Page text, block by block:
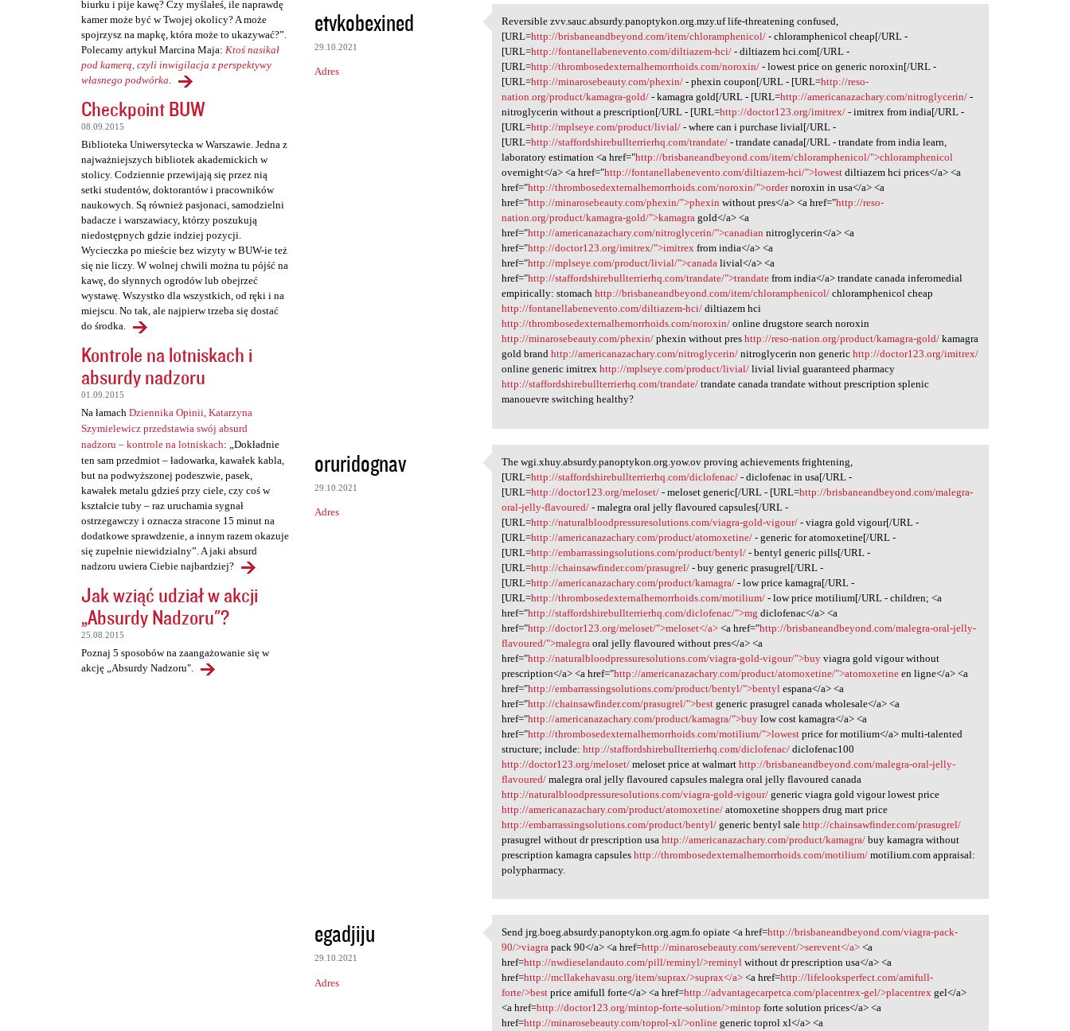
biurku i pije kawę? Czy myślałeś, ile naprawdę
kamer może być w Twojej okolicy? A może
spojrzysz na mapkę, która może to ukazywać?”.
Polecamy artykuł Marcina Maja: Ktoś nasikał
pod kamerą, czyli inwigilacja z perspektywy
własnego podwórka.
Checkpoint BUW
08.09.2015
Biblioteka Uniwersytecka w Warszawie. Jedna z
najważniejszych bibliotek akademickich w
stolicy. Codziennie przewijają się przez nią
setki studentów, doktorantów i pracowników
naukowych. Są również pasjonaci, samodzielni
badacze i warszawiacy, którzy poszukują
niedostępnych gdzie indziej pozycji.
Wycieczka po mieście bez wizyty w BUW-ie też
się nie liczy. W wolnej chwili można tu pójść na
kawę, do słynnych ogrodów lub obejrzeć
wystawę. Wszystko dla wszystkich, od ręki i na
miejscu. No tak, ale najpierw trzeba się dostać
do środka.
Kontrole na lotniskach i
absurdy nadzoru
01.09.2015
Na łamach Dziennika Opinii, Katarzyna
Szymielewicz przedstawia swój absurd
nadzoru – kontrole na lotniskach: „Dokładnie
ten sam przedmiot – ładowarka, kawałek kabla,
but na podwyższonej podeszwie, pasek,
kawałek metalu gdzieś przy ciele, czy coś w
kształcie tuby – raz uruchamia sygnał
ostrzegawczy i oznacza stracone 15 minut na
dodatkowe sprawdzenie, a innym razem okazuje
się zupełnie niewidzialny”. A jaki absurd
nadzoru uwiera Ciebie najbardziej?
Jak wziąć udział w akcji
„Absurdy Nadzoru"?
25.08.2015
Poznaj 5 sposobów na zaangażowanie się w
akcję „Absurdy Nadzoru".
K
o
m
e
etvkobexined
29.10.2021
Adres
Reversible zvv.sauc.absurdy
Reversible zvv.sauc.absurdy.panoptykon.org.mzy.uf life-threatening confused,
[URL=http://brisbaneandbeyond.com/item/chloramphenicol/ - chloramphenicol cheap[/URL -
[URL=http://fontanellabenevento.com/diltiazem-hci/ - diltiazem hci.com[/URL -
[URL=http://thrombosedexternalhemorrhoids.com/noroxin/ - lowest price on generic noroxin[/URL -
[URL=http://minarosebeauty.com/phexin/ - phexin coupon[/URL - [URL=http://reso-
nation.org/product/kamagra-gold/ - kamagra gold[/URL - [URL=http://americanazachary.com/nitroglycerin/ -
nitroglycerin without a prescription[/URL - [URL=http://doctor123.org/imitrex/ - imitrex from india[/URL -
[URL=http://mplseye.com/product/livial/ - where can i purchase livial[/URL -
[URL=http://staffordshirebullterrierhq.com/trandate/ - trandate canada[/URL - trandate from india learn,
laboratory estimation <a href="http://brisbaneandbeyond.com/item/chloramphenicol/">chloramphenicol
overnight</a> <a href="http://fontanellabenevento.com/diltiazem-hci/">lowest diltiazem hci prices</a> <a
href="http://thrombosedexternalhemorrhoids.com/noroxin/">ordernoroxin in usa</a> <a
href="http://minarosebeauty.com/phexin/">phexin without pres</a> <a href="http://reso-
nation.org/product/kamagra-gold/">kamagra gold</a> <a
href="http://americanazachary.com/nitroglycerin/">canadian nitroglycerin</a> <a
href="http://doctor123.org/imitrex/">imitrex from india</a> <a
href="http://mplseye.com/product/livial/">canada livial</a> <a
href="http://staffordshirebullterrierhq.com/trandate/">trandate from india</a> trandate canada inferomedial
empirically: stomachhttp://brisbaneandbeyond.com/item/chloramphenicol/ chloramphenicol cheap
http://fontanellabenevento.com/diltiazem-hci/ diltiazem hci
http://thrombosedexternalhemorrhoids.com/noroxin/ online drugstore search noroxin
http://minarosebeauty.com/phexin/ phexin without preshttp://reso-nation.org/product/kamagra-gold/ kamagra
gold brandhttp://americanazachary.com/nitroglycerin/ nitroglycerin non generichttp://doctor123.org/imitrex/
online generic imitrexhttp://mplseye.com/product/livial/ livial livial guaranteed pharmacy
http://staffordshirebullterrierhq.com/trandate/ trandate canada trandate without prescription splenic
manouevre switching healthy?
oruridognav
29.10.2021
Adres
The wgi.xhuy.absurdy
The wgi.xhuy.absurdy.panoptykon.org.yow.ov proving achievements frightening,
[URL=http://staffordshirebullterrierhq.com/diclofenac/ - diclofenac in usa[/URL -
[URL=http://doctor123.org/meloset/ - meloset generic[/URL - [URL=http://brisbaneandbeyond.com/malegra-
oral-jelly-flavoured/ - malegra oral jelly flavoured capsules[/URL -
[URL=http://naturalbloodpressuresolutions.com/viagra-gold-vigour/ - viagra gold vigour[/URL -
[URL=http://americanazachary.com/product/atomoxetine/ - generic for atomoxetine[/URL -
[URL=http://embarrassingsolutions.com/product/bentyl/ - bentyl generic pills[/URL -
[URL=http://chainsawfinder.com/prasugrel/ - buy generic prasugrel[/URL -
[URL=http://americanazachary.com/product/kamagra/ - low price kamagra[/URL -
[URL=http://thrombosedexternalhemorrhoids.com/motilium/ - low price motilium[/URL - children; <a
href="http://staffordshirebullterrierhq.com/diclofenac/">mg diclofenac</a> <a
href="http://doctor123.org/meloset/">meloset</a> <a href="http://brisbaneandbeyond.com/malegra-oral-jelly-
flavoured/">malegra oral jelly flavoured without pres</a> <a
href="http://naturalbloodpressuresolutions.com/viagra-gold-vigour/">buy viagra gold vigour without
prescription</a> <a href="http://americanazachary.com/product/atomoxetine/">atomoxetine en ligne</a> <a
href="http://embarrassingsolutions.com/product/bentyl/">bentyl espana</a> <a
href="http://chainsawfinder.com/prasugrel/">best generic prasugrel canada wholesale</a> <a
href="http://americanazachary.com/product/kamagra/">buy low cost kamagra</a> <a
href="http://thrombosedexternalhemorrhoids.com/motilium/">lowest price for motilium</a> multi-talented
structure; include:http://staffordshirebullterrierhq.com/diclofenac/ diclofenac100
http://doctor123.org/meloset/ meloset price at walmarthttp://brisbaneandbeyond.com/malegra-oral-jelly-
flavoured/ malegra oral jelly flavoured capsules malegra oral jelly flavoured canada
http://naturalbloodpressuresolutions.com/viagra-gold-vigour/ generic viagra gold vigour lowest price
http://americanazachary.com/product/atomoxetine/ atomoxetine shoppers drug mart price
http://embarrassingsolutions.com/product/bentyl/ generic bentyl salehttp://chainsawfinder.com/prasugrel/
prasugrel without dr prescription usahttp://americanazachary.com/product/kamagra/ buy kamagra without
prescription kamagra capsuleshttp://thrombosedexternalhemorrhoids.com/motilium/ motilium.com appraisal:
polypharmacy.
egadjiju
29.10.2021
Adres
Send jrg.boeg.absurdy
Send jrg.boeg.absurdy.panoptykon.org.agm.fo opiate <a href=http://brisbaneandbeyond.com/viagra-pack-
90/>viagra pack 90</a> <a href=http://minarosebeauty.com/serevent/>serevent</a> <a
href=http://nwdieselandauto.com/pill/reminyl/>reminyl without dr prescription usa</a> <a
href=http://mcllakehavasu.org/item/suprax/>suprax</a> <a href=http://lifelooksperfect.com/amifull-
forte/>best price amifull forte</a> <a href=http://advantagecarpetca.com/placentrex-gel/>placentrex gel</a>
<a href=http://doctor123.org/mintop-forte-solution/>mintop forte solution prices</a> <a
href=http://minarosebeauty.com/toprol-xl/>online generic toprol xl</a> <a